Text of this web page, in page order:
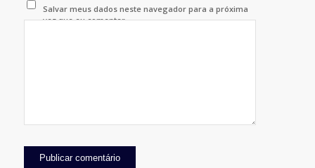
Salvar meus dados neste navegador para a próxima
vez que eu comentar.